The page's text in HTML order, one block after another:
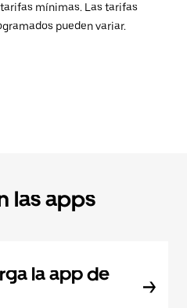
mínimas. Las tarifas
pueden variar.
las apps
la app de